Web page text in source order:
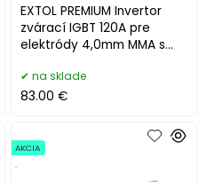
EXTOL PREMIUM Invertor
zvárací IGBT 120A pre
elektródy 4,0mm MMA s
na sklade
83.00 €
AKCIA
.